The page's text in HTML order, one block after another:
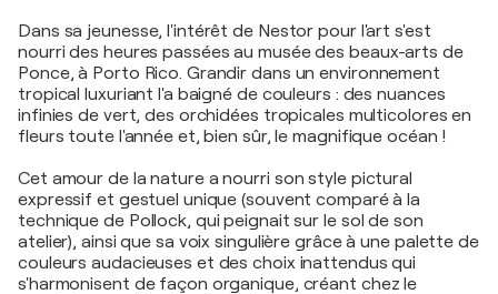
Dans sa jeunesse, l'intérêt de Nestor pour l'art s'est
nourri des heures passées au musée des beaux-arts de
Ponce, à Porto Rico. Grandir dans un environnement
tropical luxuriant l'a baigné de couleurs : des nuances
infinies de vert, des orchidées tropicales multicolores en
fleurs toute l'année et, bien sûr, le magnifique océan !
Cet amour de la nature a nourri son style pictural
expressif et gestuel unique (souvent comparé à la
technique de Pollock, qui peignait sur le sol de son
atelier), ainsi que sa voix singulière grâce à une palette de
couleurs audacieuses et des choix inattendus qui
s'harmonisent de façon organique, créant chez le